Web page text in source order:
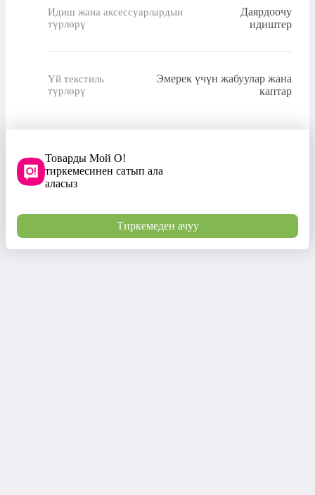
Идиш жана аксессуарлардын
түрлөрү
Даярдоочу
идиштер
Үй текстиль
түрлөрү
Эмерек үчүн жабуулар жана
каптар
Товарды Мой О!
тиркемесинен сатып ала
аласыз
Тиркемеден ачуу